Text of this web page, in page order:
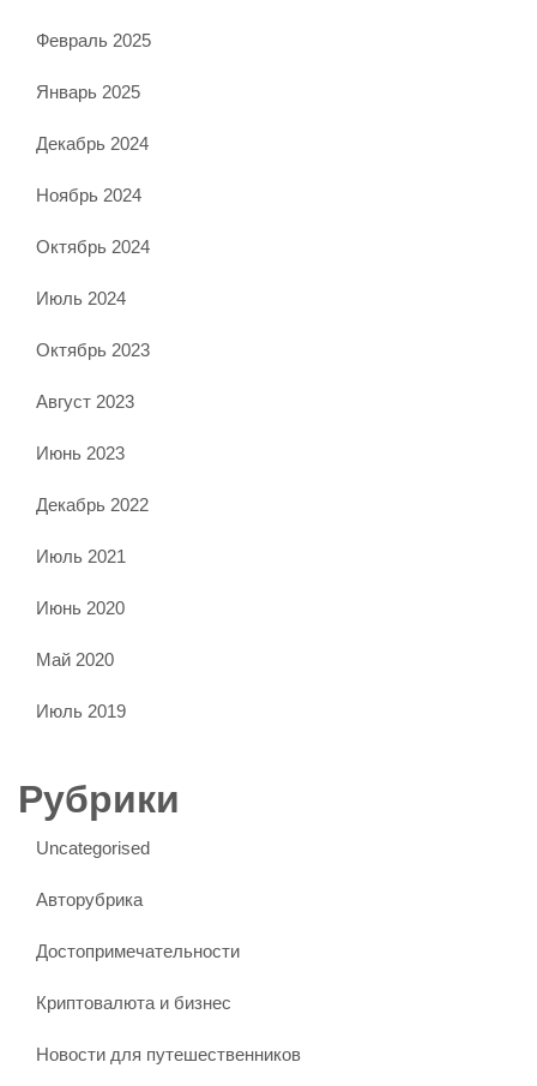
Февраль 2025
Январь 2025
Декабрь 2024
Ноябрь 2024
Октябрь 2024
Июль 2024
Октябрь 2023
Август 2023
Июнь 2023
Декабрь 2022
Июль 2021
Июнь 2020
Май 2020
Июль 2019
Рубрики
Uncategorised
Авторубрика
Достопримечательности
Криптовалюта и бизнес
Новости для путешественников